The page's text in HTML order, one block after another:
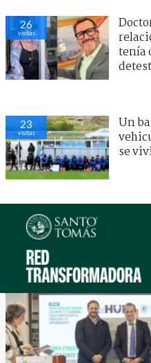
26
visitas
tenía
23
visitas
Un
se